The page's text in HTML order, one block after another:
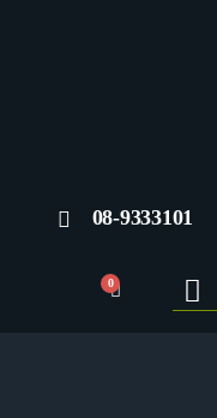
08-9333101
0